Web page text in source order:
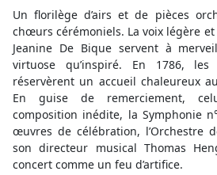
Un florilège d’airs et de pièces
chœurs cérémoniels. La voix légère et
Jeanine De Bique servent à
virtuose qu’inspiré. En 1786,
réservèrent un accueil chaleureux
En guise de remerciement,
composition inédite, la Symphonie
œuvres de célébration, l’Orchestre
son directeur musical Thomas
concert comme un feu d’artifice.